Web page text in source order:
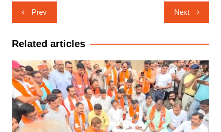
Post
navigation
Prev Next
Related articles